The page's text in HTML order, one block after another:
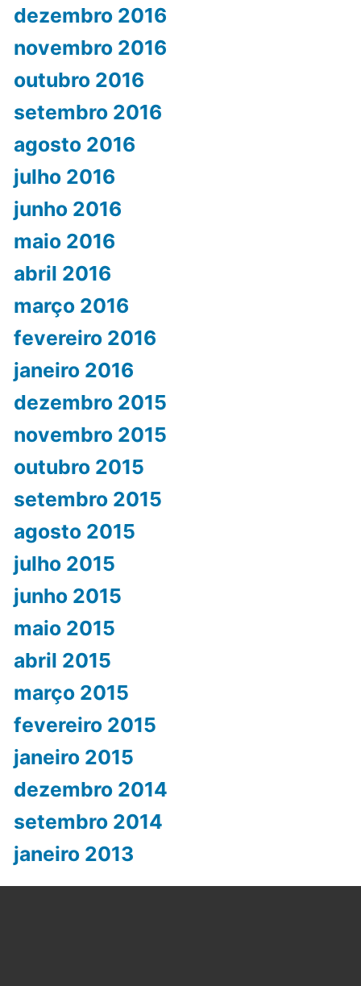
dezembro 2016
novembro 2016
outubro 2016
setembro 2016
agosto 2016
julho 2016
junho 2016
maio 2016
abril 2016
março 2016
fevereiro 2016
janeiro 2016
dezembro 2015
novembro 2015
outubro 2015
setembro 2015
agosto 2015
julho 2015
junho 2015
maio 2015
abril 2015
março 2015
fevereiro 2015
janeiro 2015
dezembro 2014
setembro 2014
janeiro 2013